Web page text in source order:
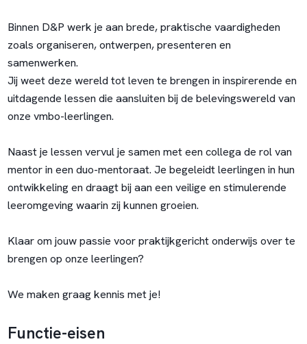
Binnen D&P werk je aan brede, praktische vaardigheden
zoals organiseren, ontwerpen, presenteren en
samenwerken.
Jij weet deze wereld tot leven te brengen in inspirerende en
uitdagende lessen die aansluiten bij de belevingswereld van
onze vmbo-leerlingen.
Naast je lessen vervul je samen met een collega de rol van
mentor in een duo-mentoraat. Je begeleidt leerlingen in hun
ontwikkeling en draagt bij aan een veilige en stimulerende
leeromgeving waarin zij kunnen groeien.
Klaar om jouw passie voor praktijkgericht onderwijs over te
brengen op onze leerlingen?
We maken graag kennis met je!
Functie-eisen